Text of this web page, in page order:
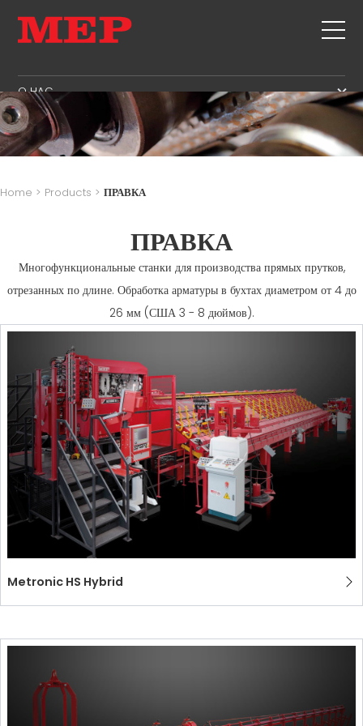
O HAC
O HAC
SUSTAINABILITY
SERVICE
ПРОДУКЦИЯ
РУБКА ПО РАЗМЕРУ
ИЗГИБ / СКОБА
ТРЕУГОЛЬНАЯ ФОРМА
СЕТКА
СЕРТИФИЦИРОВАННАЯ ПОДДЕРЖКА - ПОДЕРЖАННЫЕ
СТАНКИ MEP.
MBS
H.R. DEVELOPMENT
TECHNOLOGY
PRODUCTION
SUPPLY CHAIN
WORKPLACE SAFETY
LANGUAGE COURSES
EFFECTIVE COMMUNICATION
CAREERS
MEP IN THE WORLD
SALES NETWORK
Home > Products > ПРАВКА
ПРАВКА
Многофункциональные станки для производства прямых прутков,
отрезанных по длине. Обработка арматуры в бухтах диаметром от 4 до
26 мм (США 3 - 8 дюймов).
Metronic HS Hybrid